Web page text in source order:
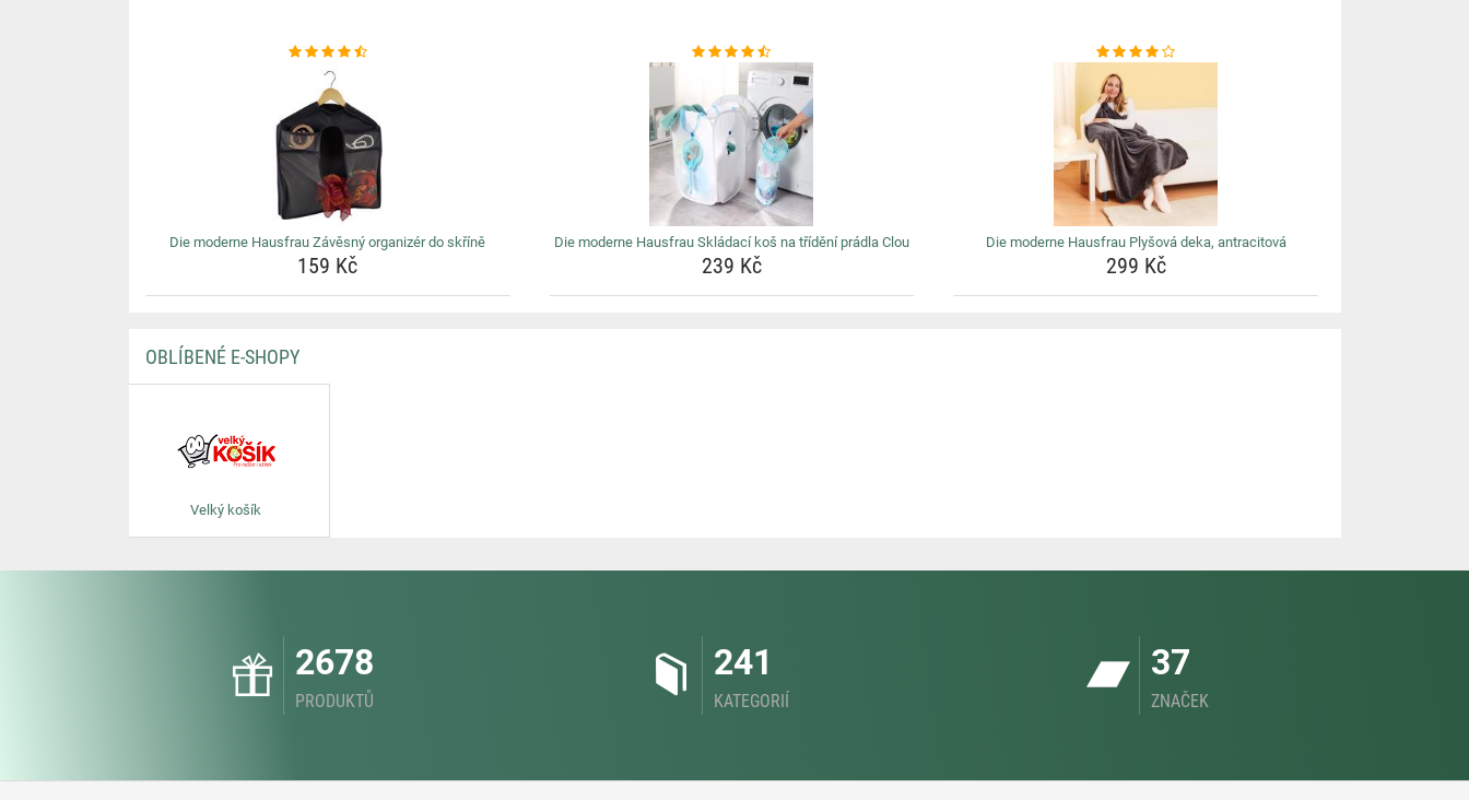
Die moderne Hausfrau Závěsný organizér do skříně
159 Kč
Die moderne Hausfrau Skládací koš na třídění prádla Clou
239 Kč
Die moderne Hausfrau Plyšová deka, antracitová
299 Kč
OBLÍBENÉ E-SHOPY
Velký košík
2678
PRODUKTŮ
241
KATEGORIÍ
37
ZNAČEK